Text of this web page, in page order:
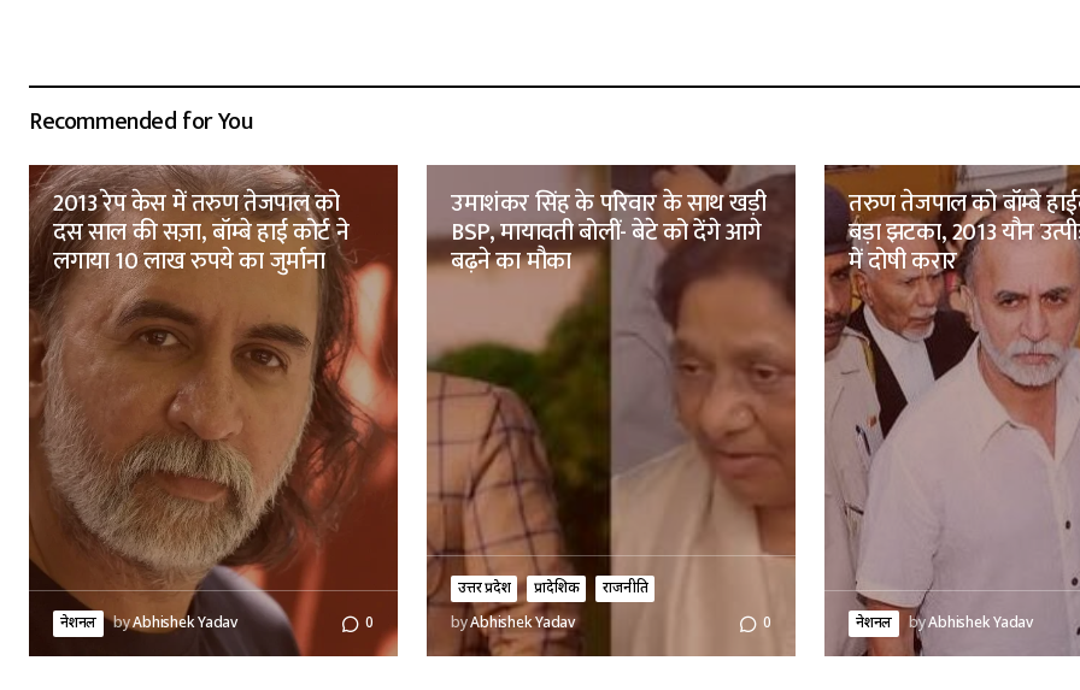
Recommended for You
2013 रेप केस में तरुण तेजपाल को
दस साल की सज़ा, बॉम्बे हाई कोर्ट ने
लगाया 10 लाख रुपये का जुर्माना
नेशनल byAbhishek Yadav 0
उमाशंकर सिंह के परिवार के साथ खड़ी
BSP, मायावती बोलीं- बेटे को देंगे आगे
बढ़ने का मौका
उत्तर प्रदेश प्रादेशिक
राजनीति
byAbhishek Yadav 0
तरुण तेजपाल को बॉम्बे
बड़ा झटका, 2013 यौन
में दोषी करार
नेशनल byAbhishek Yadav